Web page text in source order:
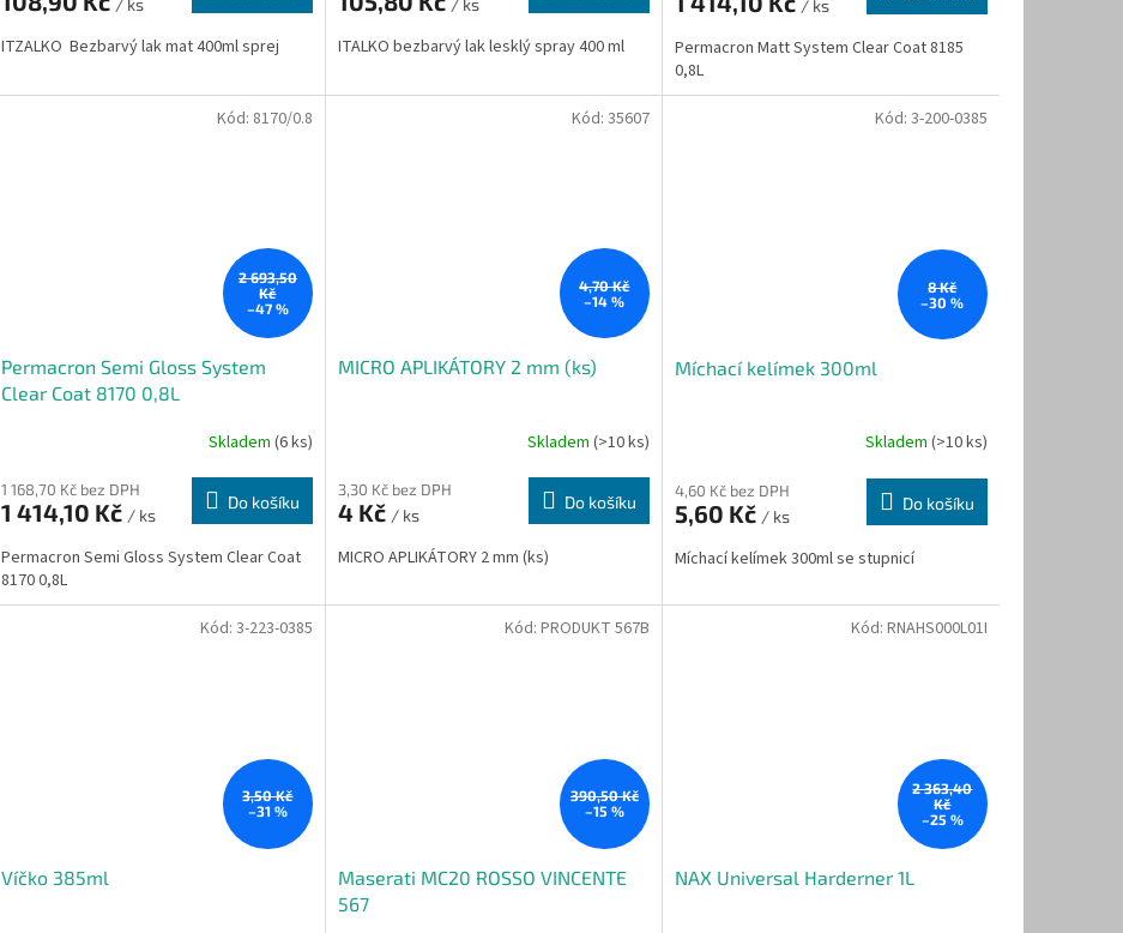
/ ks
ITZALKO Bezbarvý lak mat 400ml sprej
/ ks
ITALKO bezbarvý lak lesklý spray 400 ml
/ ks
Permacron Matt System Clear Coat 8185
0,8L
2 693,50
Kč
–47 %
Permacron Semi Gloss System
Clear Coat 8170 0,8L
Skladem (6 ks)
1 168,70 Kč bez DPH
1 414,10 Kč / ks
Do košíku
Permacron Semi Gloss System Clear Coat
8170 0,8L
Kód: 8170/0.8
4,70 Kč
–14 %
MICRO APLIKÁTORY 2 mm (ks)
Skladem (>10 ks)
3,30 Kč bez DPH
4 Kč / ks
Do košíku
MICRO APLIKÁTORY 2 mm (ks)
Kód: 35607
8 Kč
–30 %
Míchací kelímek 300ml
Skladem (>10 ks)
4,60 Kč bez DPH
5,60 Kč / ks
Do košíku
Míchací kelímek 300ml se stupnicí
Kód: 3-200-0385
3,50 Kč
–31 %
Víčko 385ml
Kód: 3-223-0385
390,50 Kč
–15 %
Maserati MC20 ROSSO VINCENTE
567
Kód: PRODUKT 567B
2 363,40
Kč
–25 %
NAX Universal Harderner 1L
Kód: RNAHS000L01I